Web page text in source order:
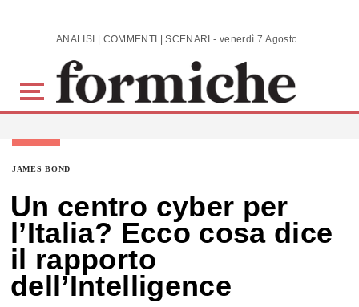
Skip to main content ANALISI | COMMENTI | SCENARI - venerdì 7 Agosto 2026
JAMES BOND
Un centro cyber per
l’Italia? Ecco cosa dice
il rapporto
dell’Intelligence